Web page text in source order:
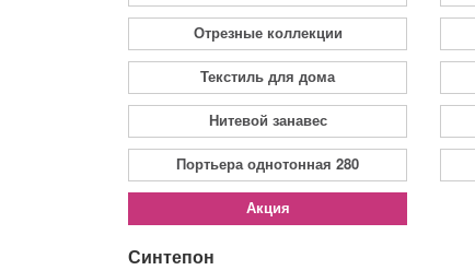
Отрезные коллекции
Текстиль для дома
Нитевой занавес
Портьера однотонная 280
Акция
Синтепон